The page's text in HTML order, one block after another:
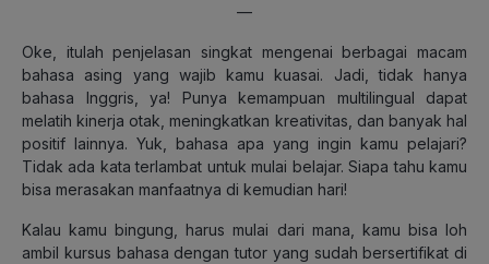
—
Oke, itulah penjelasan singkat mengenai berbagai macam
bahasa asing yang wajib kamu kuasai. Jadi, tidak hanya
bahasa Inggris, ya! Punya kemampuan multilingual dapat
melatih kinerja otak, meningkatkan kreativitas, dan banyak hal
positif lainnya. Yuk, bahasa apa yang ingin kamu pelajari?
Tidak ada kata terlambat untuk mulai belajar. Siapa tahu kamu
bisa merasakan manfaatnya di kemudian hari!
Kalau kamu bingung, harus mulai dari mana, kamu bisa loh
ambil kursus bahasa dengan tutor yang sudah bersertifikat di